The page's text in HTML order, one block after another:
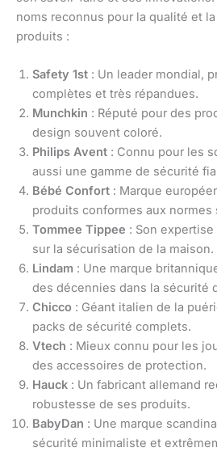
noms reconnus pour la qualité et
produits :
Safety 1st : Un leader mondial,
complètes et très répandues.
Munchkin : Réputé pour des
design souvent coloré.
Philips Avent : Connu pour les
aussi une gamme de sécurité
Bébé Confort : Marque
produits conformes aux normes
Tommee Tippee : Son
sur la sécurisation de la maison.
Lindam : Une marque
des décennies dans la sécurité
Chicco : Géant italien de la
packs de sécurité complets.
Vtech : Mieux connu pour les
des accessoires de protection.
Hauck : Un fabricant allemand
robustesse de ses produits.
BabyDan : Une marque
sécurité minimaliste et